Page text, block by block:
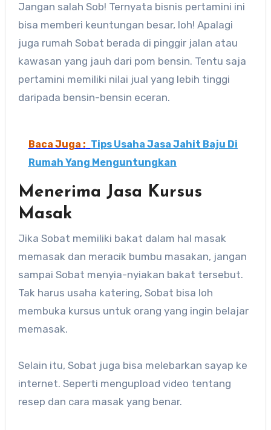
Jangan salah Sob! Ternyata bisnis pertamini ini
bisa memberi keuntungan besar, loh! Apalagi
juga rumah Sobat berada di pinggir jalan atau
kawasan yang jauh dari pom bensin. Tentu saja
pertamini memiliki nilai jual yang lebih tinggi
daripada bensin-bensin eceran.
Baca Juga : Tips Usaha Jasa Jahit Baju Di
Rumah Yang Menguntungkan
Menerima Jasa Kursus
Masak
Jika Sobat memiliki bakat dalam hal masak
memasak dan meracik bumbu masakan, jangan
sampai Sobat menyia-nyiakan bakat tersebut.
Tak harus usaha katering, Sobat bisa loh
membuka kursus untuk orang yang ingin belajar
memasak.
Selain itu, Sobat juga bisa melebarkan sayap ke
internet. Seperti mengupload video tentang
resep dan cara masak yang benar.